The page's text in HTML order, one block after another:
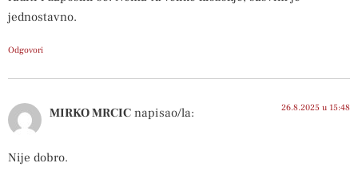
jednostavno.
Odgovori
MIRKO MRCIC napisao/la: 26.8.2025 u 15:48
Nije dobro.